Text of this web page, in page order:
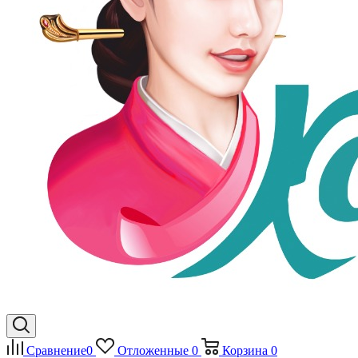
Сравнение0 Отложенные 0 Корзина 0